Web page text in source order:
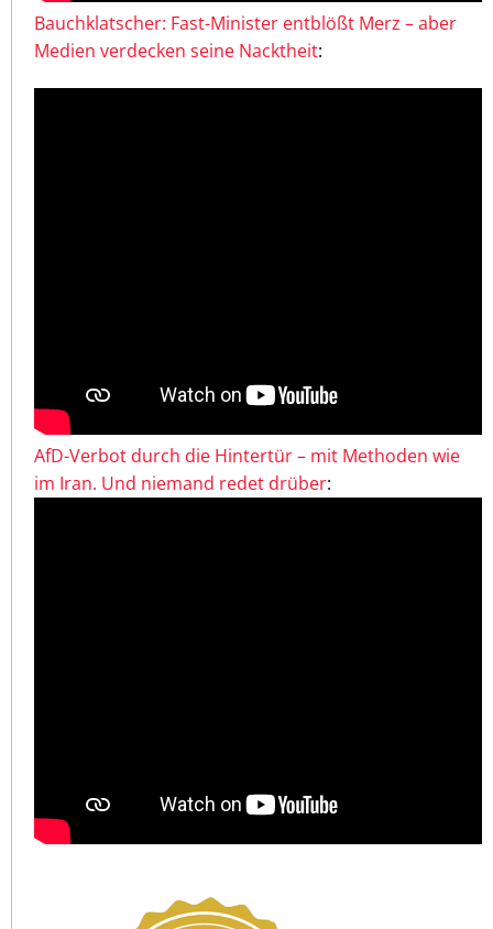
Bauchklatscher: Fast-Minister entblößt Merz – aber
Medien verdecken seine Nacktheit:
AfD-Verbot durch die Hintertür – mit Methoden wie
im Iran. Und niemand redet drüber: